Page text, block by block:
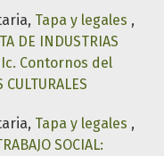
Tapa y legales ,
DE INDUSTRIAS
Ic. Contornos del
Tapa y legales ,
SOCIAL: